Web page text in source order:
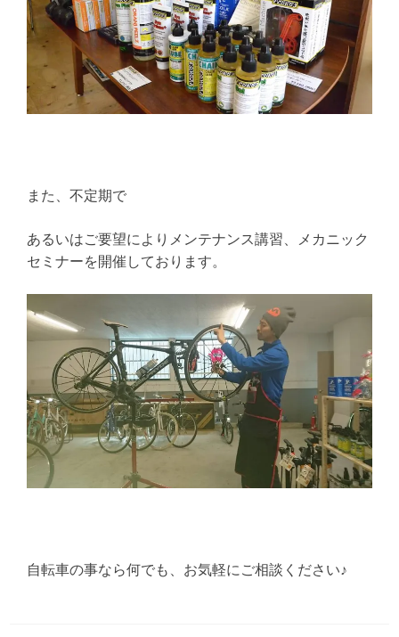
また、不定期で
あるいはご要望によりメンテナンス講習、メカニック
セミナーを開催しております。
自転車の事なら何でも、お気軽にご相談ください♪